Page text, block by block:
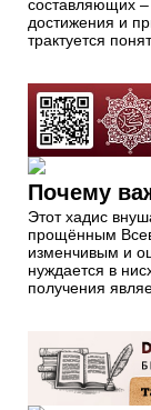
составляющих
достижения и
трактуется
Почему
Этот хадис
прощённым
изменчивым и
нуждается в
получения